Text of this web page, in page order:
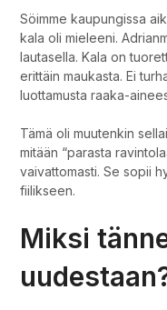
Söimme kaupungissa
kala oli mieleeni.
lautasella. Kala on
erittäin maukasta. Ei
luottamusta raaka-
Tämä oli muutenkin
mitään “parasta
vaivattomasti. Se sopii
fiilikseen.
Miksi